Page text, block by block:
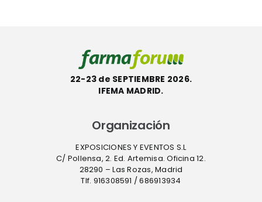
22-23 de SEPTIEMBRE 2026.
IFEMA MADRID.
Organización
EXPOSICIONES Y EVENTOS S.L
C/ Pollensa, 2. Ed. Artemisa. Oficina 12.
28290 – Las Rozas, Madrid
Tlf. 916308591 / 686913934